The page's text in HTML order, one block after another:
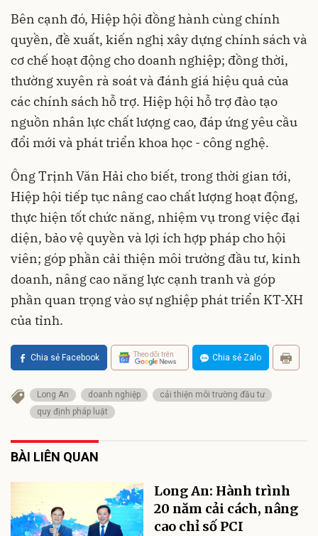
Bên cạnh đó, Hiệp hội đồng hành cùng chính
quyền, đề xuất, kiến nghị xây dựng chính sách và
cơ chế hoạt động cho doanh nghiệp; đồng thời,
thường xuyên rà soát và đánh giá hiệu quả của
các chính sách hỗ trợ. Hiệp hội hỗ trợ đào tạo
nguồn nhân lực chất lượng cao, đáp ứng yêu cầu
đổi mới và phát triển khoa học - công nghệ.
Ông Trịnh Văn Hải cho biết, trong thời gian tới,
Hiệp hội tiếp tục nâng cao chất lượng hoạt động,
thực hiện tốt chức năng, nhiệm vụ trong việc đại
diện, bảo vệ quyền và lợi ích hợp pháp cho hội
viên; góp phần cải thiện môi trường đầu tư, kinh
doanh, nâng cao năng lực cạnh tranh và góp
phần quan trọng vào sự nghiệp phát triển KT-XH
của tỉnh.
Chia sẻ Facebook Theo dõi trên Chia sẻ Zalo
Long An doanh nghiệp
cải thiện môi trường đầu tư
quy định pháp luật
BÀI LIÊN QUAN
Long An: Hành trình
20 năm cải cách, nâng
cao chỉ số PCI